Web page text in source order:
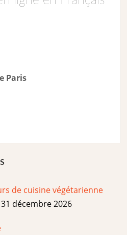
Paris
de cuisine végétarienne
décembre 2026